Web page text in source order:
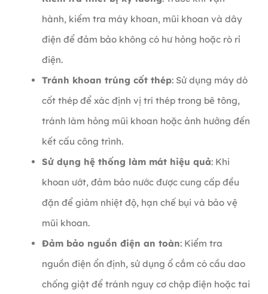
hành, kiểm tra máy khoan, mũi khoan và dây
điện để đảm bảo không có hư hỏng hoặc rò rỉ
điện.
Tránh khoan trúng cốt thép: Sử dụng máy dò
cốt thép để xác định vị trí thép trong bê tông,
tránh làm hỏng mũi khoan hoặc ảnh hưởng đến
kết cấu công trình.
Sử dụng hệ thống làm mát hiệu quả: Khi
khoan ướt, đảm bảo nước được cung cấp đều
đặn để giảm nhiệt độ, hạn chế bụi và bảo vệ
mũi khoan.
Đảm bảo nguồn điện an toàn: Kiểm tra
nguồn điện ổn định, sử dụng ổ cắm có cầu dao
chống giật để tránh nguy cơ chập điện hoặc tai